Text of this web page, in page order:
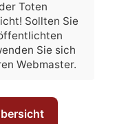
Toten
Sollten Sie
Sie sich
Webmaster.